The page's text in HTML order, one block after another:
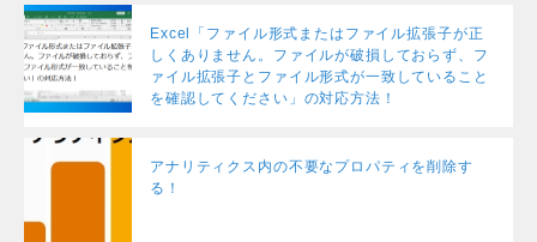
Excel「ファイル形式またはファイル拡張子が正
しくありません。ファイルが破損しておらず、フ
ァイル拡張子とファイル形式が一致していること
を確認してください」の対応方法！
アナリティクス内の不要なプロパティを削除す
る！